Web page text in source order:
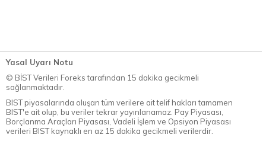
Yasal Uyarı Notu
© BİST Verileri Foreks tarafından 15 dakika gecikmeli
sağlanmaktadır.
BIST piyasalarında oluşan tüm verilere ait telif hakları tamamen
BIST'e ait olup, bu veriler tekrar yayınlanamaz. Pay Piyasası,
Borçlanma Araçları Piyasası, Vadeli İşlem ve Opsiyon Piyasası
verileri BIST kaynaklı en az 15 dakika gecikmeli verilerdir.